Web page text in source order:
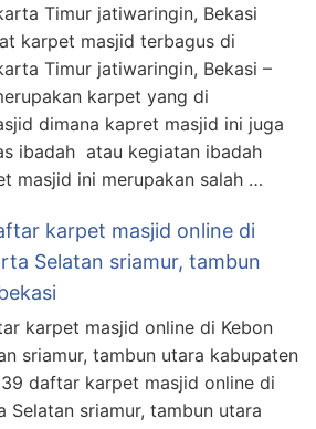
Timur jatiwaringin, Bekasi
karpet masjid terbagus di
Timur jatiwaringin, Bekasi –
karpet yang di
dimana kapret masjid ini juga
ibadah atau kegiatan ibadah
masjid ini merupakan salah …
karpet masjid online di
Selatan sriamur, tambun
karpet masjid online di Kebon
sriamur, tambun utara kabupaten
daftar karpet masjid online di
Selatan sriamur, tambun utara